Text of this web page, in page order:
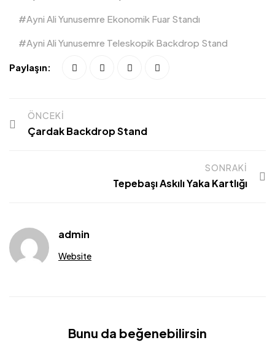
Ayni Ali Yunusemre Ekonomik Fuar Standı
Ayni Ali Yunusemre Teleskopik Backdrop Stand
Paylaşın:
ÖNCEKI
Çardak Backdrop Stand
SONRAKI
Tepebaşı Askılı Yaka Kartlığı
admin
Website
Bunu da beğenebilirsin